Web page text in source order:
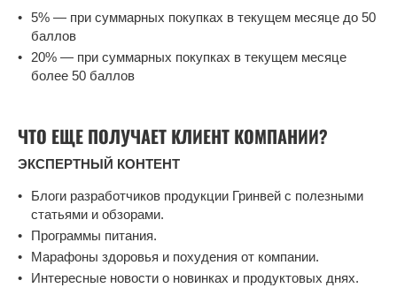
5% — при суммарных покупках в текущем месяце до 50
баллов
20% — при суммарных покупках в текущем месяце
более 50 баллов
ЧТО ЕЩЕ ПОЛУЧАЕТ КЛИЕНТ КОМПАНИИ?
ЭКСПЕРТНЫЙ КОНТЕНТ
Блоги разработчиков продукции Гринвей с полезными
статьями и обзорами.
Программы питания.
Марафоны здоровья и похудения от компании.
Интересные новости о новинках и продуктовых днях.